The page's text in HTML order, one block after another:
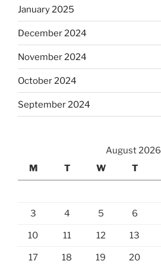
January 2025
December 2024
November 2024
October 2024
September 2024
August 2026
M
T W T
3 4 5 6
10 11 12 13
17 18 19 20